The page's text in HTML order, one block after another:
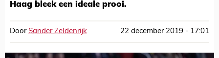
Haag bleek een ideale prooi.
Door Sander Zeldenrijk 22 december 2019 - 17:01